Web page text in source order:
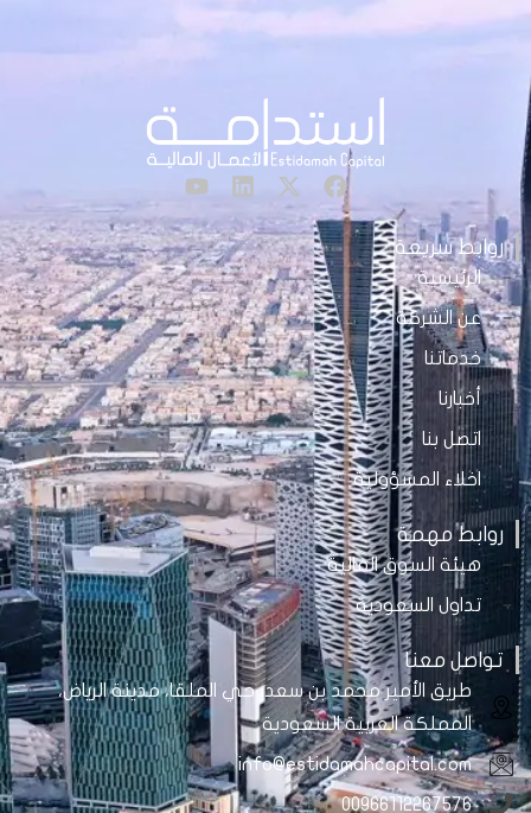
روابط سريعة
الرئيسية
عن الشركة
خدماتنا
أخبارنا
اتصل بنا
اخلاء المسؤولية
روابط مهمة
هيئة السوق المالية
تداول السعودية
تواصل معنا
طريق الأمير محمد بن سعد، حي الملقا، مدينة الرياض،
المملكة العربية السعودية
info@estidamahcapital.com
00966112267576